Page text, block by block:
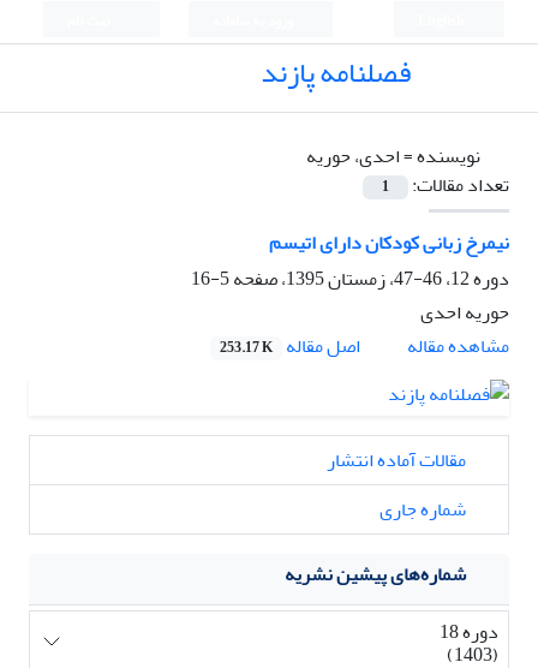
فصلنامه پازند
نویسنده =احدی، حوریه
تعداد مقالات:
1
نیمرخ زبانی کودکان دارای اتیسم
دوره 12، 46-47، زمستان 1395، صفحه
5-16
حوریه احدی
مشاهده مقاله
اصل مقاله 253.17 K
مقالات آماده انتشار
شماره جاری
شماره‌های پیشین نشریه
دوره 18
(1403)